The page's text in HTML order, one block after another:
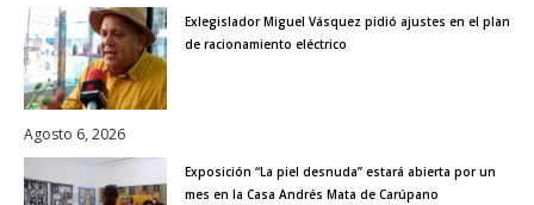
Exlegislador Miguel Vásquez pidió ajustes en el plan
de racionamiento eléctrico
Agosto 6, 2026
Exposición “La piel desnuda” estará abierta por un
mes en la Casa Andrés Mata de Carúpano